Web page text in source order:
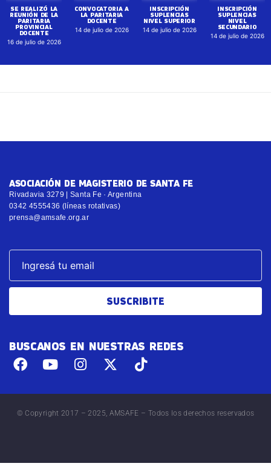
SE REALIZÓ LA
REUNIÓN DE LA
PARITARIA
PROVINCIAL
DOCENTE
16 de julio de 2026
CONVOCATORIA A
LA PARITARIA
DOCENTE
14 de julio de 2026
INSCRIPCIÓN
SUPLENCIAS
NIVEL SUPERIOR
14 de julio de 2026
INSCRIPCIÓN
SUPLENCIAS
NIVEL
SECUNDARIO
14 de julio de 2026
ASOCIACIÓN DE MAGISTERIO DE SANTA FE
Rivadavia 3279 | Santa Fe · Argentina
0342 4555436 (líneas rotativas)
prensa@amsafe.org.ar
SUSCRIBITE
BUSCANOS EN NUESTRAS REDES
© Copyright 2017 – 2025, AMSAFE – Todos los derechos reservados